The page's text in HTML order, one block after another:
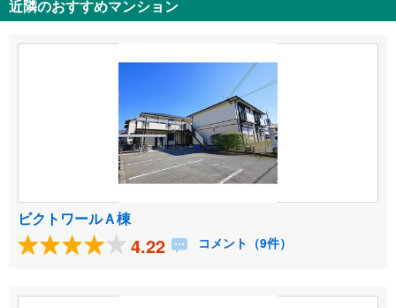
近隣のおすすめマンション
ビクトワールＡ棟
4.22 コメント（9件）